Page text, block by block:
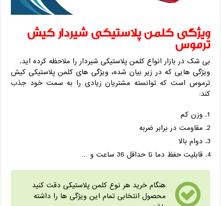
ویژگی کلمن پلاستیکی شیردار کیش
ترموس
بی شک در بازار انواع کلمن پلاستیکی شیردار را ملاحظه کرده اید.
ویژگی هایی که در زیر بیان شده، ویژگی های کلمن پلاستیکی کیش
ترموس است که توانسته مشتریان زیادی را به سمت خود جذب
کند:
وزن کم
مقاومت در برابر ضربه
دوام بالا
قابلیت حفظ دما تا حداقل 36 ساعت و …
هنگام خرید هر نوع کلمن پلاستیکی دقت کنید
محصول انتخابی تمام این ویژگی ها را داشته